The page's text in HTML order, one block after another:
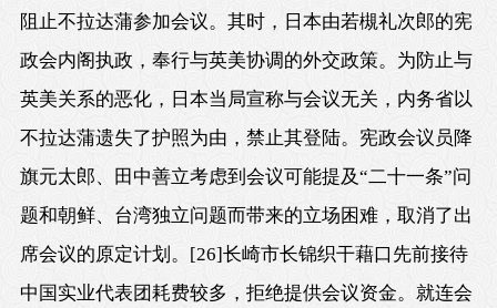
阻止不拉达蒲参加会议。其时，日本由若槻礼次郎的宪
政会内阁执政，奉行与英美协调的外交政策。为防止与
英美关系的恶化，日本当局宣称与会议无关，内务省以
不拉达蒲遗失了护照为由，禁止其登陆。宪政会议员降
旗元太郎、田中善立考虑到会议可能提及“二十一条”问
题和朝鲜、台湾独立问题而带来的立场困难，取消了出
席会议的原定计划。
[26]长崎市长锦织干藉口先前接待
中国实业代表团耗费较多，拒绝提供会议资金。就连会